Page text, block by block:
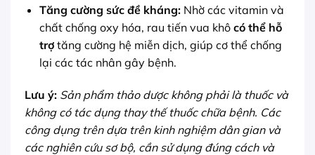
Tăng cường sức đề kháng:Nhờ các vitamin và
chất chống oxy hóa, rau tiến vua khô có thể hỗ
trợtăng cường hệ miễn dịch, giúp cơ thể chống
lại các tác nhân gây bệnh.
Lưu ý: Sản phẩm thảo dược không phải là thuốc và
không có tác dụng thay thế thuốc chữa bệnh. Các
công dụng trên dựa trên kinh nghiệm dân gian và
các nghiên cứu sơ bộ, cần sử dụng đúng cách và